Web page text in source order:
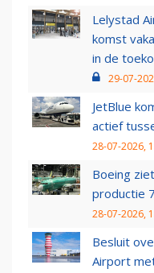
Lelystad
komst
in de
29-07-
JetBlue
actief
28-07-2026,
Boeing
productie
28-07-2026,
Besluit
Airport